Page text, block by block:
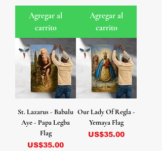
Agregar al
carrito
Agregar al
carrito
St. Lazarus - Babalu
Aye - Papa Legba
Flag
Precio
US$35.00
Our Lady Of Regla -
Yemaya Flag
Precio
US$35.00